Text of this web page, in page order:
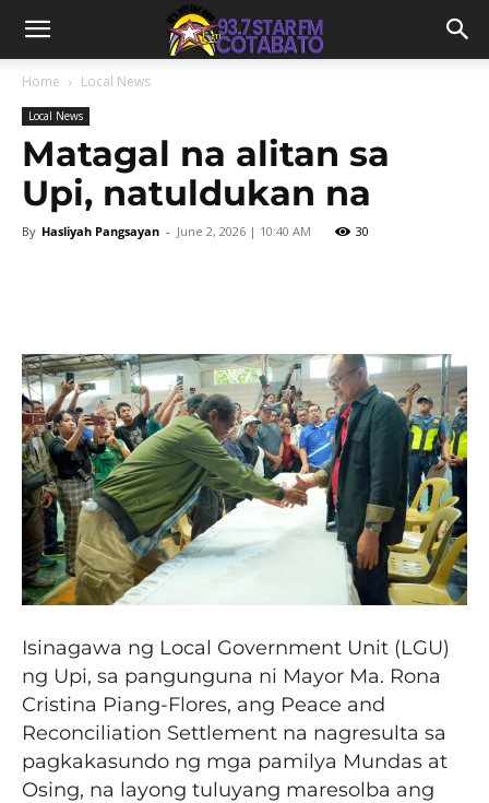
Home Local News
Local News
Matagal na alitan sa
Upi, natuldukan na
By Hasliyah Pangsayan - June 2, 2026 | 10:40 AM 30
Isinagawa ng Local Government Unit (LGU)
ng Upi, sa pangunguna ni Mayor Ma. Rona
Cristina Piang-Flores, ang Peace and
Reconciliation Settlement na nagresulta sa
pagkakasundo ng mga pamilya Mundas at
Osing, na layong tuluyang maresolba ang